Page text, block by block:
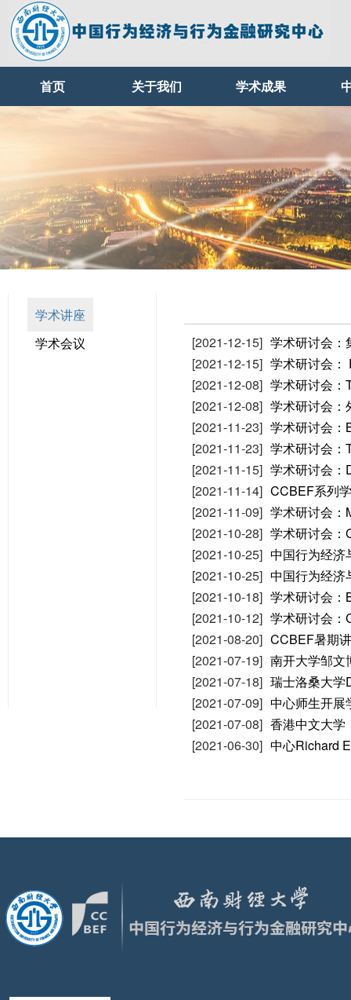
首页 关于我们 学术成果
学术讲座
学术会议
[2021-12-15] 学术研讨会
[2021-12-15] 学术研讨会：
[2021-12-08] 学术研讨会：
[2021-12-08] 学术研讨会：
[2021-11-23] 学术研讨会：
[2021-11-23] 学术研讨会：
[2021-11-15] 学术研讨会：
[2021-11-14] CCBEF系列
[2021-11-09] 学术研讨会：
[2021-10-28] 学术研讨会：
[2021-10-25] 中国行为经济
[2021-10-25] 中国行为经济
[2021-10-18] 学术研讨会：
[2021-10-12] 学术研讨会：
[2021-08-20] CCBEF暑期
[2021-07-19] 南开大学邹文
[2021-07-18] 瑞士洛桑大学
[2021-07-09] 中心师生开展
[2021-07-08] 香港中文大学
[2021-06-30] 中心Richard